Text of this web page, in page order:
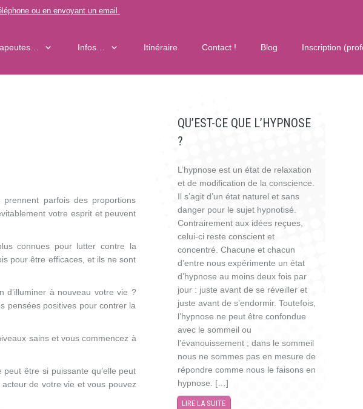
ou en envoyant un email
Infos… Itinéraire Contact ! Blog Inscription
parfois des proportions
votre esprit et peuvent
connues pour lutter contre la
pour être efficaces, et ils ne sont
d’illuminer à nouveau votre vie ?
pensées positives pour contrer la
sains et vous commencez à
peut être si puissante qu’elle peut
de votre vie et vous pouvez
QU’EST-CE QUE L’HYPNOSE
?
L’hypnose est un état de relaxation
et de modification de la conscience.
Il s’agit d’un état naturel et sans
danger pour le sujet hypnotisé.
Contrairement aux idées reçues,
celui-ci reste conscient et
concentré. Chacune et chacun
d’entre nous expérimente un état
d’hypnose au moins deux fois par
jour : juste avant de se réveiller et
juste avant de s’endormir. Toutefois,
l’hypnose ne peut être confondue
avec le sommeil ou
l’évanouissement ; dans le sommeil
nous ne sommes pas en mesure de
répondre comme nous le faisons en
hypnose. […]
LIRE LA SUITE